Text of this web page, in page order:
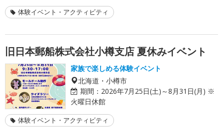
体験イベント・アクティビティ
旧日本郵船株式会社小樽支店 夏休みイベント
家族で楽しめる体験イベント
北海道・小樽市
期間： 2026年7月25日(土)～8月31日(月) ※
火曜日休館
体験イベント・アクティビティ